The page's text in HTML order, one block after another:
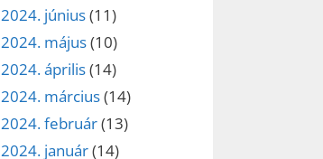
2024. június(11)
2024. május(10)
2024. április(14)
2024. március(14)
2024. február(13)
2024. január(14)